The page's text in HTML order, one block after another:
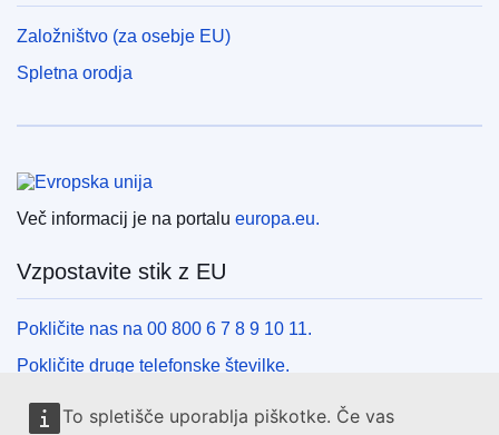
To spletišče uporablja piškotke. Če vas
Založništvo (za osebje EU)
Spletna orodja
Več informacij je na portalu europa.eu.
Vzpostavite stik z EU
Pokličite nas na 00 800 6 7 8 9 10 11.
Pokličite druge telefonske številke.
Pišite nam s kontaktnim obrazcem.